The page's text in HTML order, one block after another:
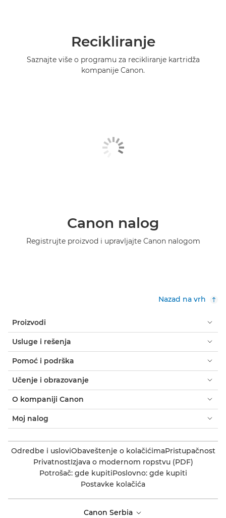
Recikliranje
Saznajte više o programu za recikliranje kartridža
kompanije Canon.
Canon nalog
Registrujte proizvod i upravljajte Canon nalogom
Nazad na vrh
Proizvodi
Usluge i rešenja
Pomoć i podrška
Učenje i obrazovanje
O kompaniji Canon
Moj nalog
Odredbe i usloviObaveštenje o kolačićimaPristupačnost
PrivatnostIzjava o modernom ropstvu (PDF)
Potrošač: gde kupitiPoslovno: gde kupiti
Postavke kolačića
Canon Serbia